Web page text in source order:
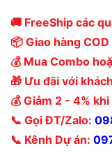
🚚 FreeShip các
📦 Giao hàng
💰 Mua Combo
🎁 Ưu đãi với
💰 Giảm 2 - 4%
📞 Gọi ĐT/Zalo:
📞 Kênh Dự án: